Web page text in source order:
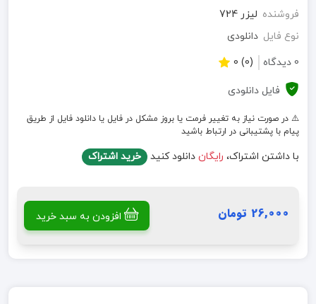
فروشنده لیزر 724
نوع فایل دانلودی
0 دیدگاه
(0) 0
فایل دانلودی
⚠️ در صورت نیاز به تغییر فرمت یا بروز مشکل در فایل یا دانلود فایل از طریق
پیام با پشتیبانی در ارتباط باشید
با داشتن اشتراک، رایگان دانلود کنید خرید اشتراک
26,000 تومان افزودن به سبد خرید